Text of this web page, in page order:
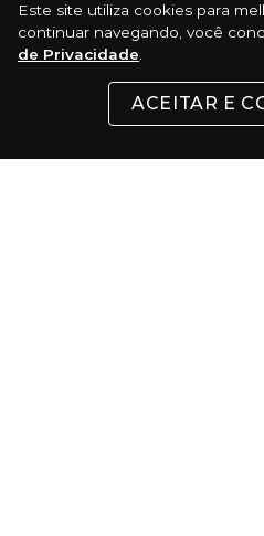
Este site utiliza cookies para
continuar navegando, você
de Privacidade
ACEITAR E
REDES